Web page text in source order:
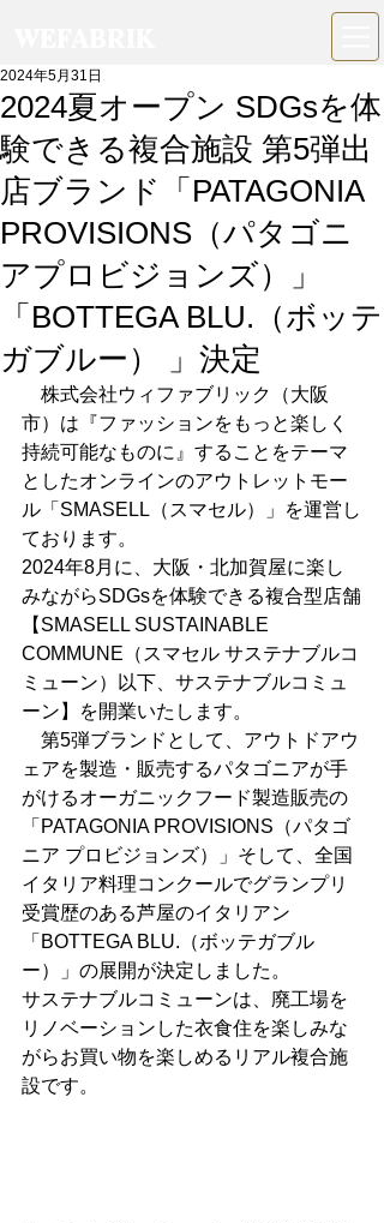
2024夏オープン SDGsを体
験できる複合施設 第5弾出
店ブランド「PATAGONIA
PROVISIONS（パタゴニ
アプロビジョンズ）」
「BOTTEGA BLU.（ボッテ
ガブルー） 」決定
2024年5月31日
株式会社ウィファブリック（大阪
市）は 『ファッションをもっと楽しく
持続可能なものに』することをテーマ
としたオンラインのアウトレットモー
ル「SMASELL（スマセル）」を運営し
ております。
2024年8月に、大阪・北加賀屋に楽し
みながらSDGsを体験できる複合型店舗
【SMASELL SUSTAINABLE
COMMUNE（スマセル サステナブルコ
ミューン）以下、サステナブルコミュ
ーン】を開業いたします。
第5弾ブランドとして、 アウトドアウ
ェアを製造・販売するパタゴニアが手
がけるオーガニックフード製造販売の
「PATAGONIA PROVISIONS（パタゴ
ニア プロビジョンズ）」そして、全国
イタリア料理コンクールでグランプリ
受賞歴のある芦屋のイタリアン
「BOTTEGA BLU.（ボッテガブル
ー）」の展開が決定しました。
サステナブルコミューンは、廃工場を
リノベーションした衣食住を楽しみな
がらお買い物を楽しめるリアル複合施
設です。